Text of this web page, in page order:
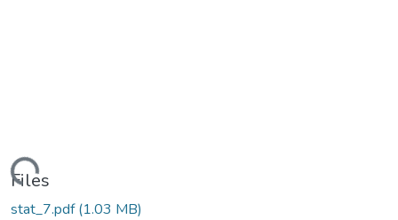
Files
stat_7.pdf(1.03 MB)